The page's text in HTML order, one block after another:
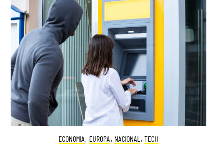
ECONOMIA, EUROPA , NACIONAL , TECH